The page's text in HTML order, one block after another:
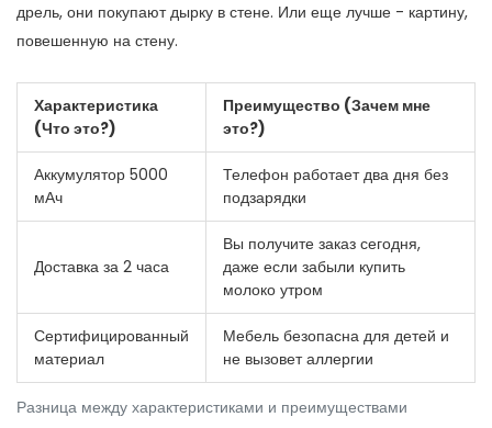
дрель, они покупают дырку в стене. Или еще лучше - картину,
повешенную на стену.
Разница между характеристиками и преимуществами
Характеристика
(Что это?)
Преимущество (Зачем мне
это?)
Аккумулятор 5000
мАч
Телефон работает два дня без
подзарядки
Доставка за 2 часа
Вы получите заказ сегодня,
даже если забыли купить
молоко утром
Сертифицированный
материал
Мебель безопасна для детей и
не вызовет аллергии